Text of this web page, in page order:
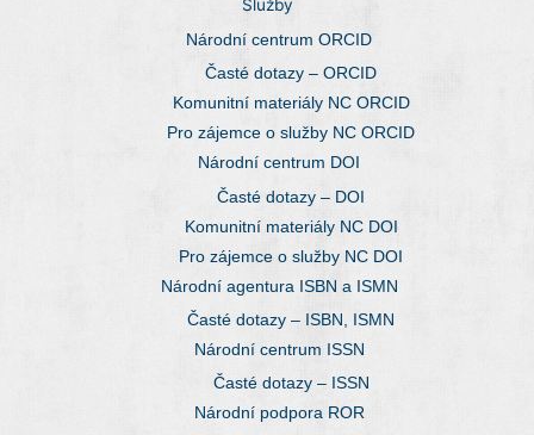
Služby
Národní centrum ORCID
Časté dotazy – ORCID
Komunitní materiály NC ORCID
Pro zájemce o služby NC ORCID
Národní centrum DOI
Časté dotazy – DOI
Komunitní materiály NC DOI
Pro zájemce o služby NC DOI
Národní agentura ISBN a ISMN
Časté dotazy – ISBN, ISMN
Národní centrum ISSN
Časté dotazy – ISSN
Národní podpora ROR